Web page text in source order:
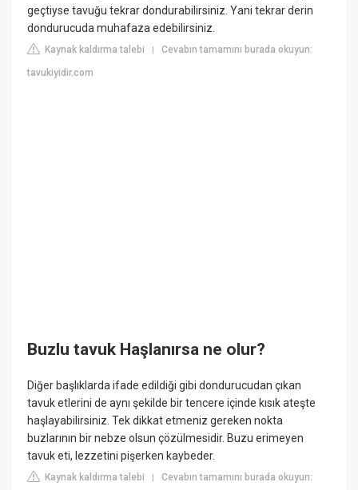
geçtiyse tavuğu tekrar dondurabilirsiniz. Yani tekrar derin
dondurucuda muhafaza edebilirsiniz.
Kaynak kaldırma talebi |Cevabın tamamını burada okuyun:
tavukiyidir.com
Buzlu tavuk Haşlanırsa ne olur?
Diğer başlıklarda ifade edildiği gibi dondurucudan çıkan
tavuk etlerini de aynı şekilde bir tencere içinde kısık ateşte
haşlayabilirsiniz. Tek dikkat etmeniz gereken nokta
buzlarının bir nebze olsun çözülmesidir. Buzu erimeyen
tavuk eti, lezzetini pişerken kaybeder.
Kaynak kaldırma talebi |Cevabın tamamını burada okuyun: